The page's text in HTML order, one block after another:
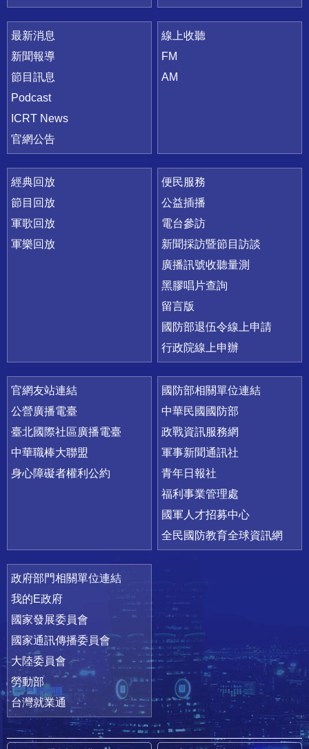
最新消息
新聞報導
節目訊息
Podcast
ICRT News
官網公告
線上收聽
FM
AM
經典回放
節目回放
軍歌回放
軍樂回放
便民服務
公益插播
電台參訪
新聞採訪暨節目訪談
廣播訊號收聽量測
黑膠唱片查詢
留言版
國防部退伍令線上申請
行政院線上申辦
官網友站連結
公營廣播電臺
臺北國際社區廣播電臺
中華職棒大聯盟
身心障礙者權利公約
國防部相關單位連結
中華民國國防部
政戰資訊服務網
軍事新聞通訊社
青年日報社
福利事業管理處
國軍人才招募中心
全民國防教育全球資訊網
政府部門相關單位連結
我的E政府
國家發展委員會
國家通訊傳播委員會
大陸委員會
勞動部
台灣就業通